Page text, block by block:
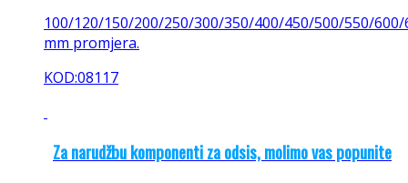
100/120/150/200/250/300/350/400/450/500/550/
mm promjera.
KOD:08117
Za narudžbu komponenti za odsis, molimo vas popunite